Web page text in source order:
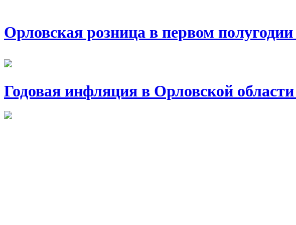
Орловская розница в первом
Годовая инфляция в Орловской